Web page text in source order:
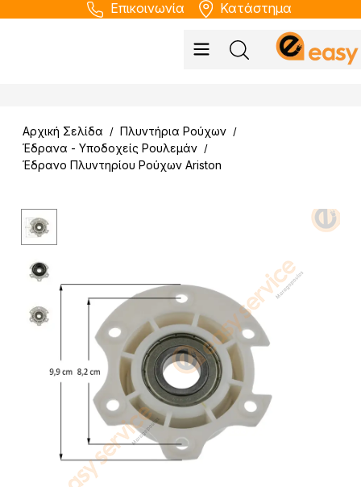
Επικοινωνία Κατάστημα
Αρχική Σελίδα / Πλυντήρια Ρούχων /
Έδρανα - Υποδοχείς Ρουλεμάν /
Έδρανο Πλυντηρίου Ρούχων Ariston